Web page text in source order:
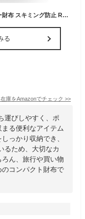
[KABANTiFY] ミニ 財布 小銭入れ ファスナー財布 スキミング防止 RFID対応 薄型
る
庫をAmazonでチェック >>
運びしやすく、ポ
る便利なアイテム
っかり収納でき、
るため、大切なカ
ん、旅行や買い物
のコンパクト財布で